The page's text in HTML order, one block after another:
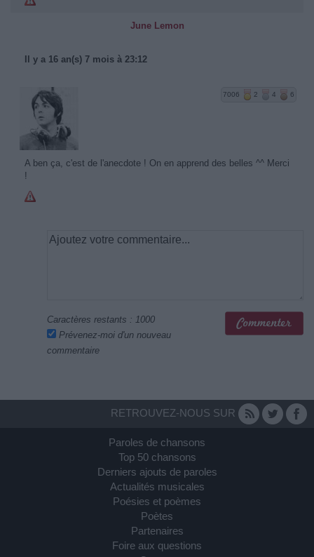
June Lemon
Il y a 16 an(s) 7 mois à 23:12
7006 2 4 6
A ben ça, c'est de l'anecdote ! On en apprend des belles ^^ Merci
!
Caractères restants : 1000
Prévenez-moi d'un nouveau
commentaire
RETROUVEZ-NOUS SUR
Paroles de chansons
Top 50 chansons
Derniers ajouts de paroles
Actualités musicales
Poésies et poèmes
Poètes
Partenaires
Foire aux questions